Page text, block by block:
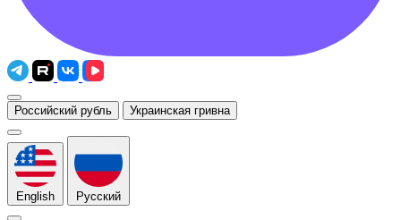
Российский рубль Украинская гривна
English Русский